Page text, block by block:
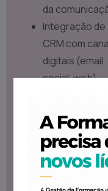
da
Integração de
CRM com
digitais (email,
social, web)
CRM aplicado
PME
Módulo 3 –
Digitais e Boas